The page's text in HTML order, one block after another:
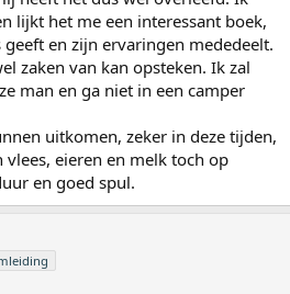
lijkt het me een interessant boek,
en zijn ervaringen mededeelt.
zaken van kan opsteken. Ik zal
man en ga niet in een camper
uitkomen, zeker in deze tijden,
eieren en melk toch op
en goed spul.